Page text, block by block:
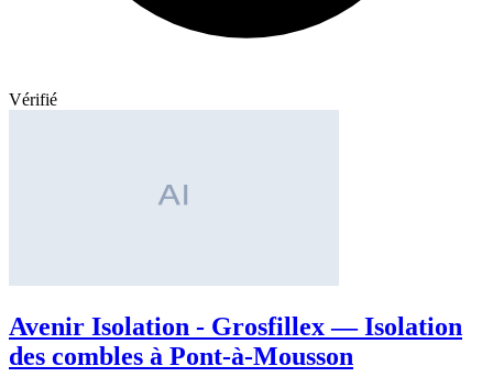
Vérifié
Avenir Isolation - Grosfillex — Isolation
des combles à Pont-à-Mousson